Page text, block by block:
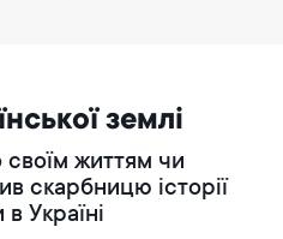
землі
своїм життям чи
скарбницю історії
Україні